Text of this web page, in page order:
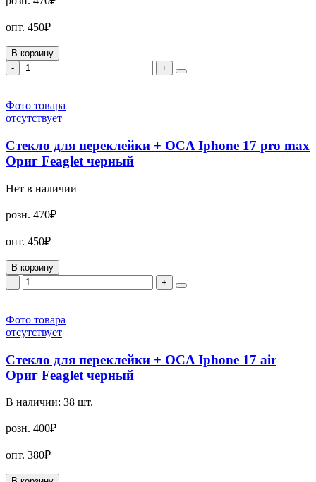
опт. 450₽
В корзину
-
+
Фото товара
отсутствует
Стекло для переклейки + OCA Iphone 17 pro max
Ориг Feaglet черный
Нет в наличии
розн. 470₽
опт. 450₽
В корзину
-
+
Фото товара
отсутствует
Стекло для переклейки + OCA Iphone 17 air
Ориг Feaglet черный
В наличии: 38 шт.
розн. 400₽
опт. 380₽